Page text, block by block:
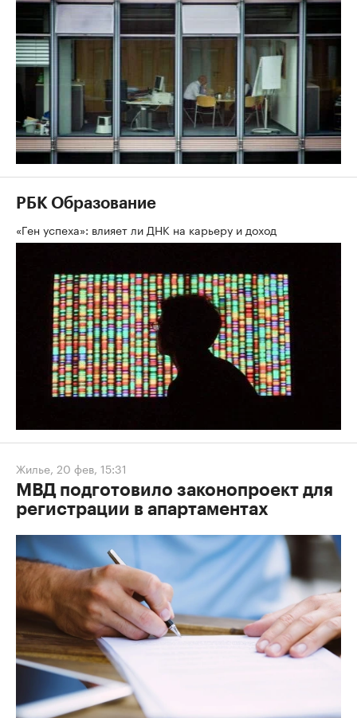
РБК Образование
«Ген успеха»: влияет ли ДНК на карьеру и доход
Жилье, 20 фев, 15:31
МВД подготовило законопроект для
регистрации в апартаментах